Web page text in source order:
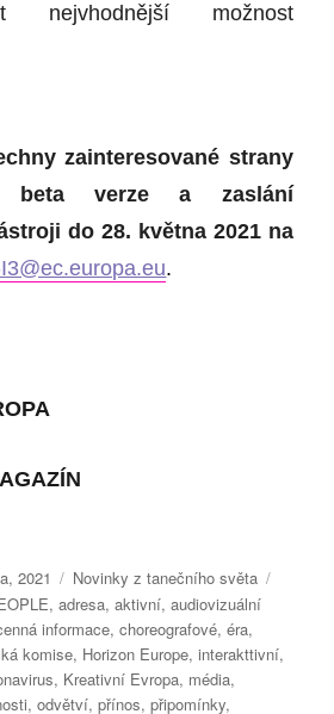
nejvhodnější možnost
zainteresované strany
beta verze a zaslání
do 28. května 2021 na
.
2021 Rubriky:
Novinky z tanečního světa
,adresa,aktivní,audiovizuální
informace,choreografové,éra,
komise, Horizon Europe,interakttivní,
, Kreativní Evropa, média,
,odvětví,přínos,připomínky,